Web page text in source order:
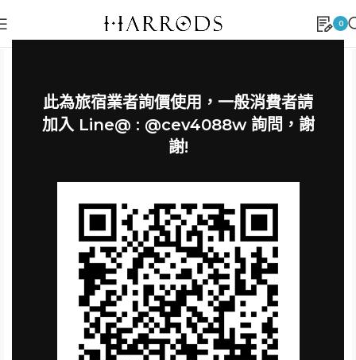
此為旅宿業者詢價使用，一般消費者請
加入 Line@ : @cev4088w 詢問，謝
謝!
0